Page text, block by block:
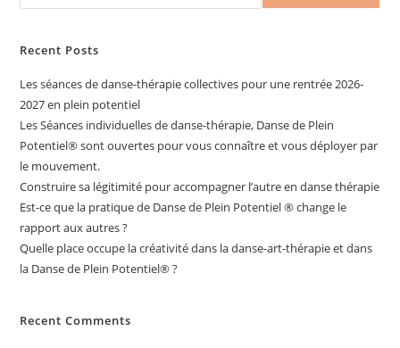
Recent Posts
Les séances de danse-thérapie collectives pour une rentrée 2026-
2027 en plein potentiel
Les Séances individuelles de danse-thérapie, Danse de Plein
Potentiel®️ sont ouvertes pour vous connaître et vous déployer par
le mouvement.
Construire sa légitimité pour accompagner l’autre en danse thérapie
Est-ce que la pratique de Danse de Plein Potentiel ® change le
rapport aux autres ?
Quelle place occupe la créativité dans la danse-art-thérapie et dans
la Danse de Plein Potentiel® ?
Recent Comments